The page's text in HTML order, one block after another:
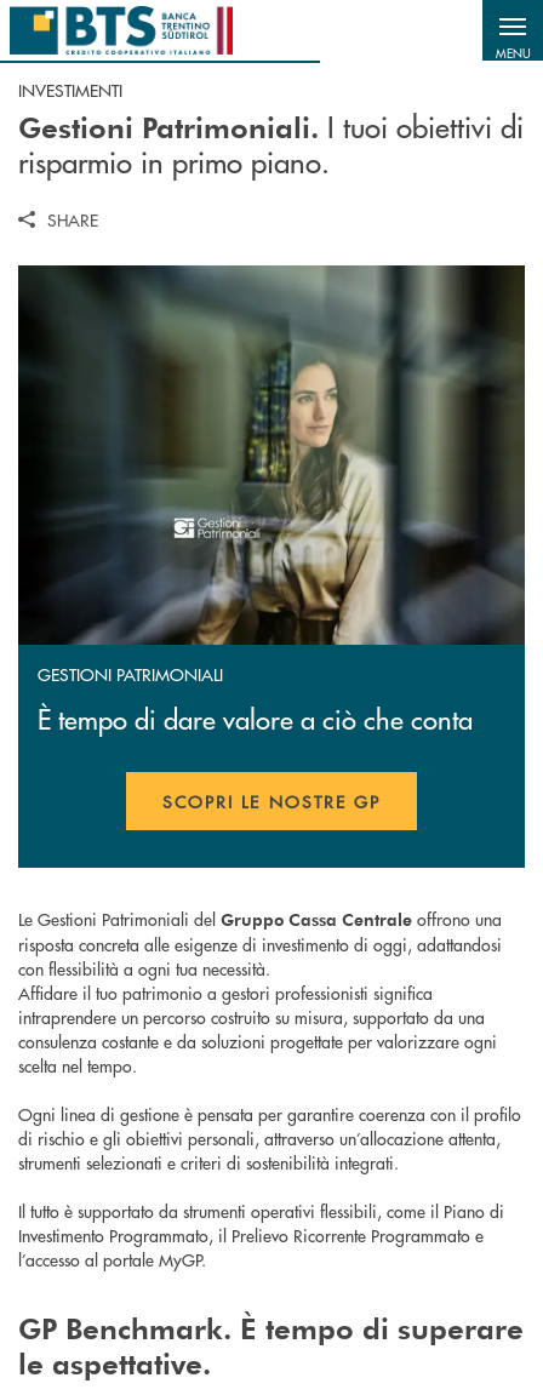
Salta al contenuto principale
MENU
INVESTIMENTI
Gestioni Patrimoniali. I tuoi obiettivi di
risparmio in primo piano.
SHARE
GESTIONI PATRIMONIALI
È tempo di dare valore a ciò che conta
SCOPRI LE NOSTRE GP
Le Gestioni Patrimoniali del Gruppo Cassa Centrale offrono una
risposta concreta alle esigenze di investimento di oggi, adattandosi
con flessibilità a ogni tua necessità.
Affidare il tuo patrimonio a gestori professionisti significa
intraprendere un percorso costruito su misura, supportato da una
consulenza costante e da soluzioni progettate per valorizzare ogni
scelta nel tempo.
Ogni linea di gestione è pensata per garantire coerenza con il profilo
di rischio e gli obiettivi personali, attraverso un’allocazione attenta,
strumenti selezionati e criteri di sostenibilità integrati.
Il tutto è supportato da strumenti operativi flessibili, come il Piano di
Investimento Programmato, il Prelievo Ricorrente Programmato e
l’accesso al portale MyGP.
GP Benchmark. È tempo di superare
le aspettative.